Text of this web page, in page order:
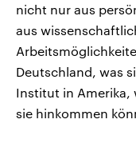
nicht nur aus
aus
Deutschland, was
Institut in Amerika,
sie hinkommen